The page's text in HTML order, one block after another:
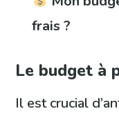
frais ?
Le budget à
Il est crucial